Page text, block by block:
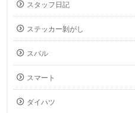
スタッフ日記
ステッカー剝がし
スバル
スマート
ダイハツ